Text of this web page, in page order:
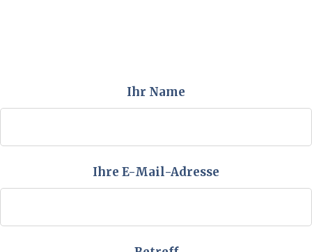
Ihr Name
Ihre E-Mail-Adresse